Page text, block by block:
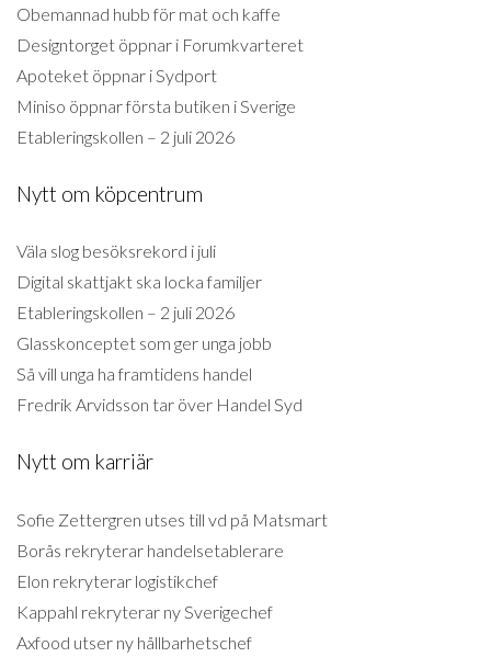
Obemannad hubb för mat och kaffe
Designtorget öppnar i Forumkvarteret
Apoteket öppnar i Sydport
Miniso öppnar första butiken i Sverige
Etableringskollen – 2 juli 2026
Nytt om köpcentrum
Väla slog besöksrekord i juli
Digital skattjakt ska locka familjer
Etableringskollen – 2 juli 2026
Glasskonceptet som ger unga jobb
Så vill unga ha framtidens handel
Fredrik Arvidsson tar över Handel Syd
Nytt om karriär
Sofie Zettergren utses till vd på Matsmart
Borås rekryterar handelsetablerare
Elon rekryterar logistikchef
Kappahl rekryterar ny Sverigechef
Axfood utser ny hållbarhetschef